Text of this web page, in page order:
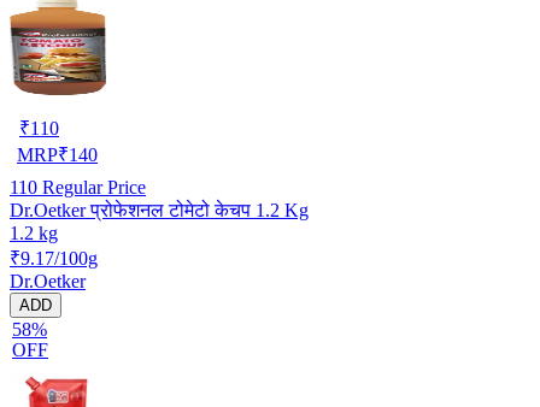
₹110
MRP₹140
110 Regular Price
Dr.Oetker प्रोफेशनल टोमेटो केचप 1.2 Kg
1.2 kg
₹9.17/100g
Dr.Oetker
ADD
58%
OFF